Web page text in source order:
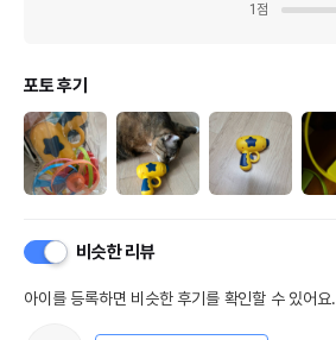
1 점
포토 후기
비슷한 리뷰
아이를 등록하면 비슷한 후기를 확인할 수 있어요.